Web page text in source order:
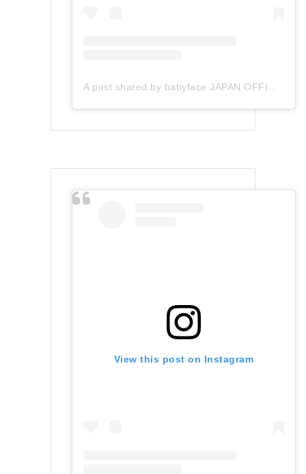
A post shared by babyface JAPAN OFFICIAL (@babyface_japan)
View this post on Instagram